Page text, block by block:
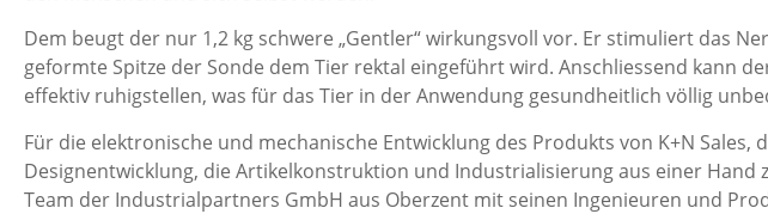
Dem beugt der nur 1,2 kg schwere „Gentler“ wirkungsvoll vor. Er stimuliert das
geformte Spitze der Sonde dem Tier rektal eingeführt wird. Anschliessend kann
effektiv ruhigstellen, was für das Tier in der Anwendung gesundheitlich völlig
Für die elektronische und mechanische Entwicklung des Produkts von K+N
Designentwicklung, die Artikelkonstruktion und Industrialisierung aus einer Hand
Team der Industrialpartners GmbH aus Oberzent mit seinen Ingenieuren und